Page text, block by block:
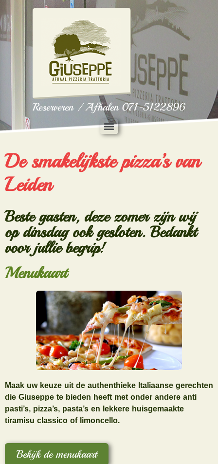
Reserveren / Afhalen 071-5122896
De smakelijkste pizza’s van
Leiden
Beste gasten, deze zomer zijn wij
op dinsdag ook gesloten. Bedankt
voor jullie begrip!
Menukaart
Maak uw keuze uit de authenthieke Italiaanse gerechten
die Giuseppe te bieden heeft met onder andere anti
pasti’s, pizza’s, pasta’s en lekkere huisgemaakte
tiramisu classico of limoncello.
Bekijk de menukaart